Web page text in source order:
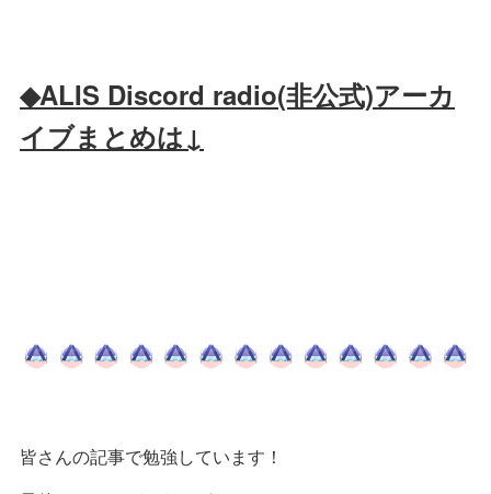
◆ALIS Discord radio(非公式)アーカ
イブまとめは↓
皆さんの記事で勉強しています！